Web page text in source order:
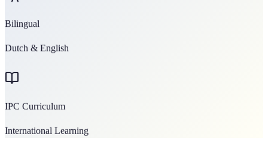
Bilingual
Dutch & English
IPC Curriculum
International Learning